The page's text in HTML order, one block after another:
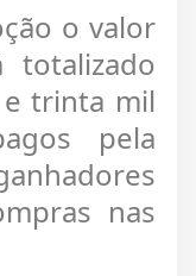
o valor
totalizado
trinta mil
pela
nas